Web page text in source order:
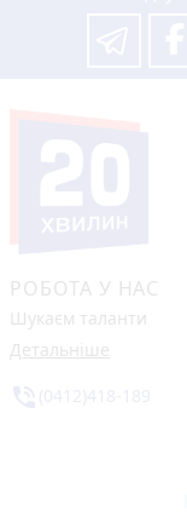
РОБОТА У НАС
Шукаєм таланти
Детальніше